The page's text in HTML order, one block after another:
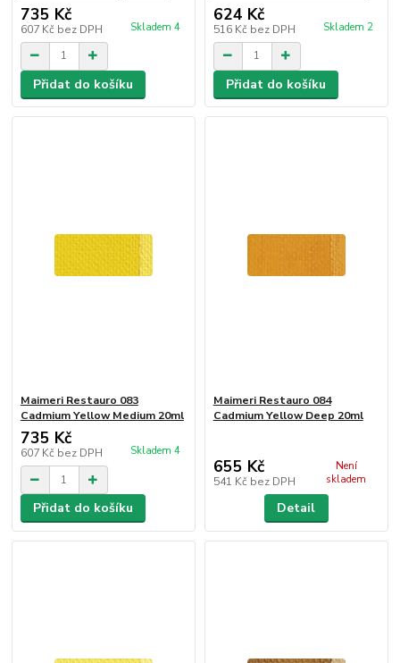
735 Kč
607 Kč bez DPH Skladem 4
Přidat do košíku
624 Kč
516 Kč bez DPH Skladem 2
Přidat do košíku
Maimeri Restauro 083
Cadmium Yellow Medium 20ml
735 Kč
607 Kč bez DPH Skladem 4
Přidat do košíku
Maimeri Restauro 084
Cadmium Yellow Deep 20ml
655 Kč
541 Kč bez DPH
Není
skladem
Detail